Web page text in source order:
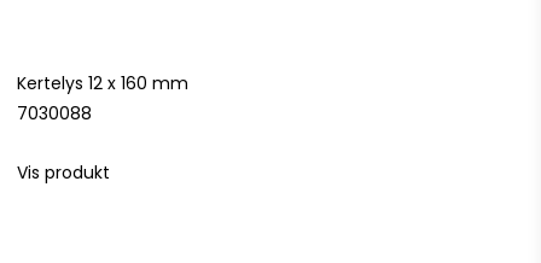
Kertelys 12 x 160 mm
7030088
Vis produkt